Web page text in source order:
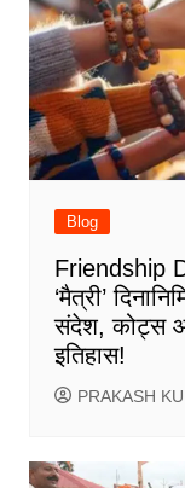
Blog
Friendship
‘मैत्री’
संदेश, कोट्स
इतिहास!
PRAKASH